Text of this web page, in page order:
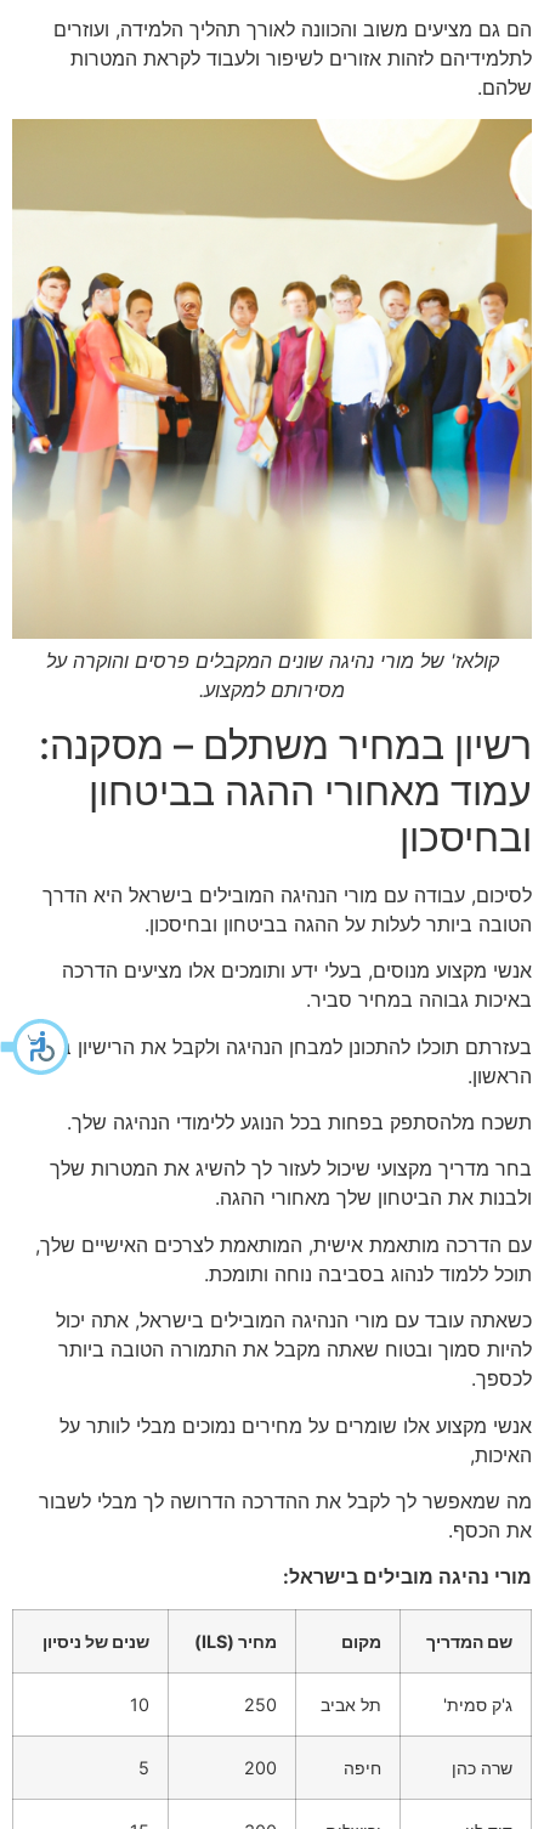
הם גם מציעים משוב והכוונה לאורך תהליך הלמידה, ועוזרים
לתלמידיהם לזהות אזורים לשיפור ולעבוד לקראת המטרות
שלהם.
קולאז' של מורי נהיגה שונים המקבלים פרסים והוקרה על
מסירותם למקצוע.
רשיון במחיר משתלם – מסקנה:
עמוד מאחורי ההגה בביטחון
ובחיסכון
לסיכום, עבודה עם מורי הנהיגה המובילים בישראל היא הדרך
הטובה ביותר לעלות על ההגה בביטחון ובחיסכון.
אנשי מקצוע מנוסים, בעלי ידע ותומכים אלו מציעים הדרכה
באיכות גבוהה במחיר סביר.
בעזרתם תוכלו להתכונן למבחן הנהיגה ולקבל את הרישיון בניסיון
הראשון.
תשכח מלהסתפק בפחות בכל הנוגע ללימודי הנהיגה שלך.
בחר מדריך מקצועי שיכול לעזור לך להשיג את המטרות שלך
ולבנות את הביטחון שלך מאחורי ההגה.
עם הדרכה מותאמת אישית, המותאמת לצרכים האישיים שלך,
תוכל ללמוד לנהוג בסביבה נוחה ותומכת.
כשאתה עובד עם מורי הנהיגה המובילים בישראל, אתה יכול
להיות סמוך ובטוח שאתה מקבל את התמורה הטובה ביותר
לכספך.
אנשי מקצוע אלו שומרים על מחירים נמוכים מבלי לוותר על
האיכות,
מה שמאפשר לך לקבל את ההדרכה הדרושה לך מבלי לשבור
את הכסף.
מורי נהיגה מובילים בישראל:
שם המדריך מקום מחיר (ILS) שנים של ניסיון
ג'ק סמית' תל אביב 250
10
שרה כהן חיפה 200
5